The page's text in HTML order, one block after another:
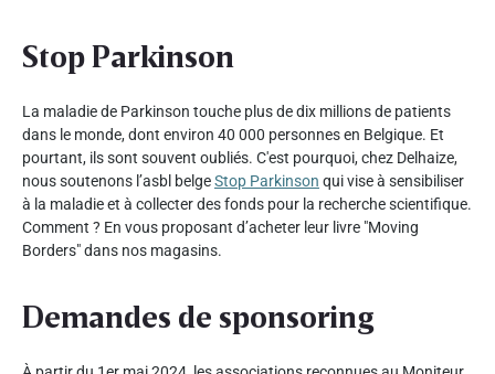
Stop Parkinson
La maladie de Parkinson touche plus de dix millions de patients
dans le monde, dont environ 40 000 personnes en Belgique. Et
pourtant, ils sont souvent oubliés. C'est pourquoi, chez Delhaize,
nous soutenons l’asbl belgeStop Parkinson qui vise à sensibiliser
à la maladie et à collecter des fonds pour la recherche scientifique.
Comment ? En vous proposant d’acheter leur livre "Moving
Borders" dans nos magasins.
Demandes de sponsoring